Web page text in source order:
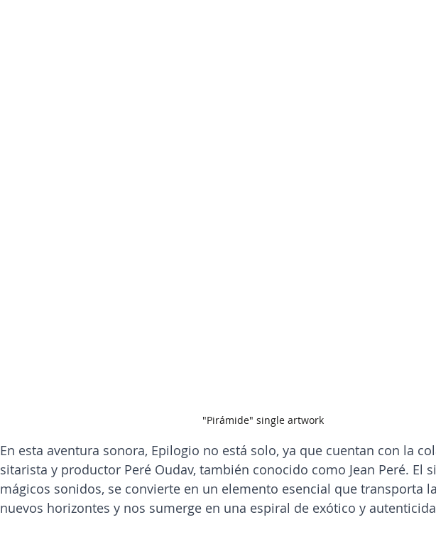
"Pirámide" single artwork
En esta aventura sonora, Epilogio no está solo, ya que cuentan con la
sitarista y productor Peré Oudav, también conocido como Jean Peré. El
mágicos sonidos, se convierte en un elemento esencial que transporta
nuevos horizontes y nos sumerge en una espiral de exótico y